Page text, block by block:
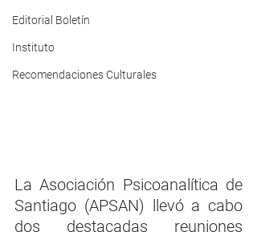
Editorial Boletín
Instituto
Recomendaciones Culturales
​La Asociación Psicoanalítica de
Santiago (APSAN) llevó a cabo
dos destacadas reuniones